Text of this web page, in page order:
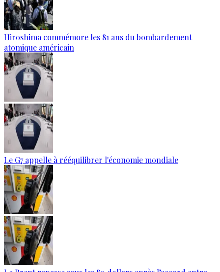
Hiroshima commémore les 81 ans du bombardement
atomique américain
Le G7 appelle à rééquilibrer l'économie mondiale